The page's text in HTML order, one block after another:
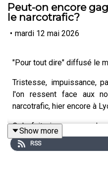
Peut-on encore
le narcotrafic?
• mardi 12 mai 2026
"Pour tout dire" diffusé le
Tristesse, impuissance,
l'on ressent face aux
narcotrafic, hier encore à
Cela fait cinq ans que le
déclaré la guerre au
essayé : opérations «
Show more
RSS